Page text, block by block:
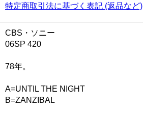
特定商取引法に基づく表記 (返品など)
CBS・ソニー
06SP 420
78年。
A=UNTIL THE NIGHT
B=ZANZIBAL